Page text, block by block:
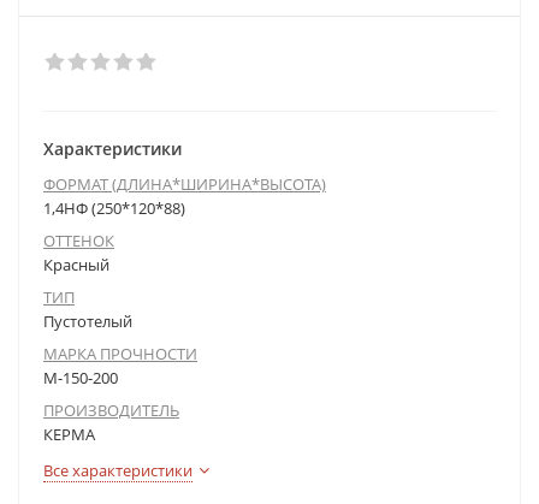
Характеристики
ФОРМАТ (ДЛИНА*ШИРИНА*ВЫСОТА)
1,4НФ (250*120*88)
ОТТЕНОК
Красный
ТИП
Пустотелый
МАРКА ПРОЧНОСТИ
М-150-200
ПРОИЗВОДИТЕЛЬ
КЕРМА
Все характеристики